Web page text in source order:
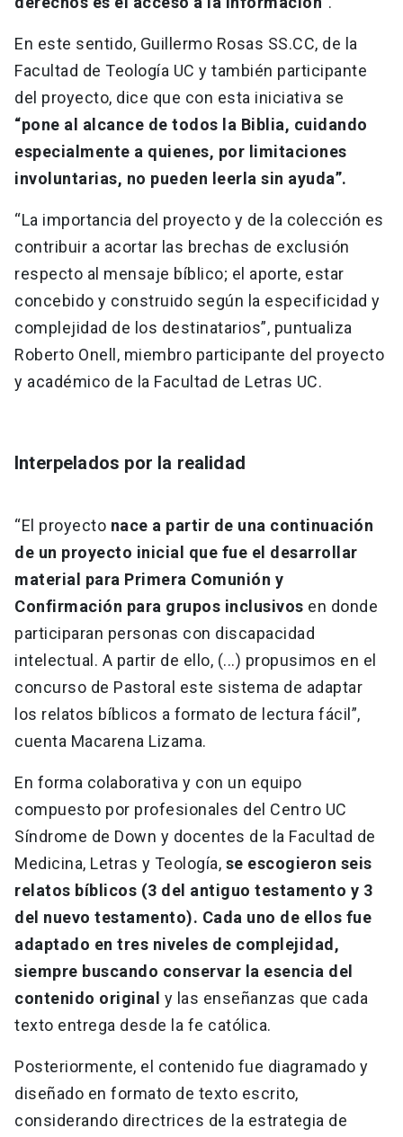
En este sentido, Guillermo Rosas SS.CC, de la
Facultad de Teología UC y también participante
del proyecto, dice que con esta iniciativa se
“pone al alcance de todos la Biblia, cuidando
especialmente a quienes, por limitaciones
involuntarias, no pueden leerla sin ayuda”.
“La importancia del proyecto y de la colección es
contribuir a acortar las brechas de exclusión
respecto al mensaje bíblico; el aporte, estar
concebido y construido según la especificidad y
complejidad de los destinatarios”, puntualiza
Roberto Onell, miembro participante del proyecto
y académico de la Facultad de Letras UC.
Interpelados por la realidad
“El proyecto nace a partir de una continuación
de un proyecto inicial que fue el desarrollar
material para Primera Comunión y
Confirmación para grupos inclusivos en donde
participaran personas con discapacidad
intelectual. A partir de ello, (...) propusimos en el
concurso de Pastoral este sistema de adaptar
los relatos bíblicos a formato de lectura fácil”,
cuenta Macarena Lizama.
En forma colaborativa y con un equipo
compuesto por profesionales del Centro UC
Síndrome de Down y docentes de la Facultad de
Medicina, Letras y Teología, se escogieron seis
relatos bíblicos (3 del antiguo testamento y 3
del nuevo testamento). Cada uno de ellos fue
adaptado en tres niveles de complejidad,
siempre buscando conservar la esencia del
contenido original y las enseñanzas que cada
texto entrega desde la fe católica.
Posteriormente, el contenido fue diagramado y
diseñado en formato de texto escrito,
considerando directrices de la estrategia de